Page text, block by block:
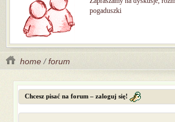
pogaduszki
home /forum
Chcesz pisać na forum – zaloguj się!